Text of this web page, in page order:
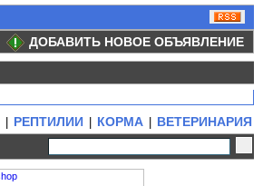
ДОБАВИТЬ НОВОЕ ОБЪЯВЛЕНИЕ
РЕПТИЛИИ КОРМА
ВЕТЕРИНАРИЯ